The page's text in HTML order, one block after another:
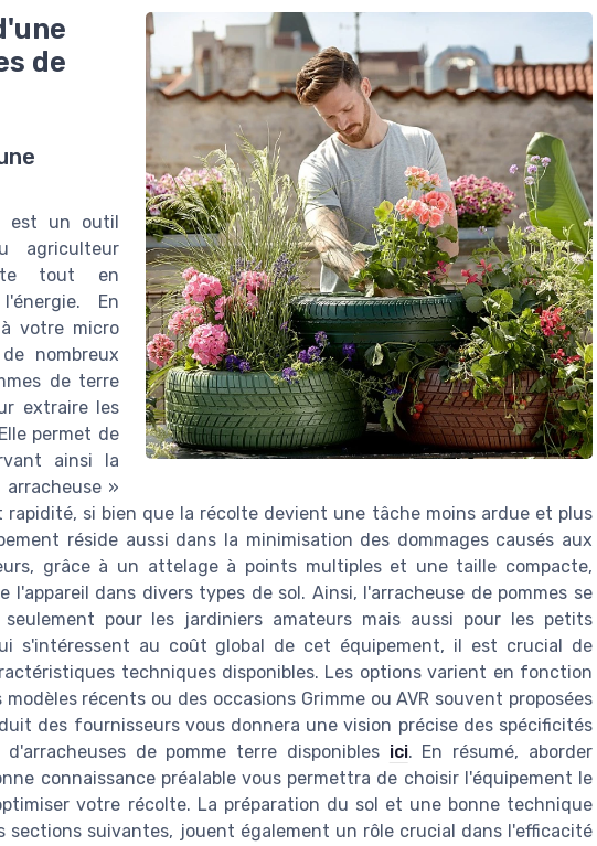
de
est un outil
agriculteur
tout en
En
votre micro
nombreux
de terre
extraire les
permet de
ainsi la
»
si bien que la récolte devient une tâche moins ardue et plus
réside aussi dans la minimisation des dommages causés aux
grâce à un attelage à points multiples et une taille compacte,
dans divers types de sol. Ainsi, l'arracheuse de pommes se
pour les jardiniers amateurs mais aussi pour les petits
s'intéressent au coût global de cet équipement, il est crucial de
techniques disponibles. Les options varient en fonction
récents ou des occasions Grimme ou AVR souvent proposées
des fournisseurs vous donnera une vision précise des spécificités
de pomme terre disponibles ici. En résumé, aborder
connaissance préalable vous permettra de choisir l'équipement le
votre récolte. La préparation du sol et une bonne technique
sections suivantes, jouent également un rôle crucial dans l'efficacité